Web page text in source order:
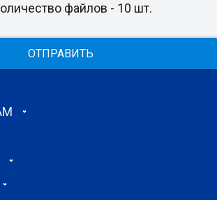
файлов - 10 шт.
ОТПРАВИТЬ